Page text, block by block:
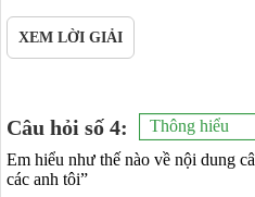
XEM LỜI GIẢI
Câu hỏi số 4:
Thông hiểu
Em hiểu như thế nào về nội dung
các anh tôi”